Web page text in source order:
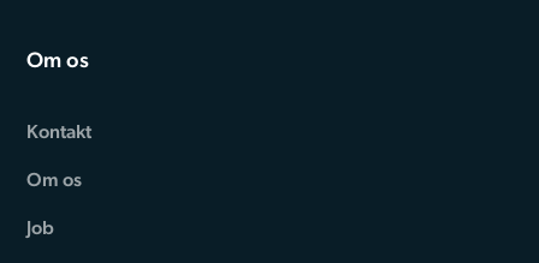
Om os
Kontakt
Om os
Job